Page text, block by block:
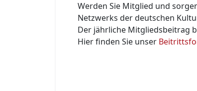
Werden Sie Mitglied und
Netzwerks der deutschen
Der jährliche Mitgliedsbeitrag
Hier finden Sie unser